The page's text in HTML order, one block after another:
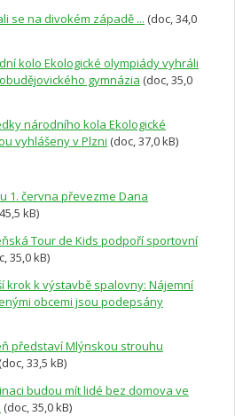
se na divokém západě ... (doc, 34,0
kolo Ekologické olympiády vyhráli
gymnázia (doc, 35,0
národního kola Ekologické
vyhlášeny v Plzni (doc, 37,0 kB)
1. června převezme Dana
kB)
Tour de Kids podpoří sportovní
35,0 kB)
krok k výstavbě spalovny: Nájemní
obcemi jsou podepsány
představí Mlýnskou strouhu
(doc, 33,5 kB)
budou mít lidé bez domova ve
(doc, 35,0 kB)